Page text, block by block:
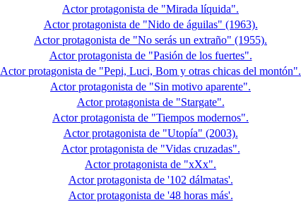
Actor protagonista de "Mirada líquida".
Actor protagonista de "Nido de águilas" (1963).
Actor protagonista de "No serás un extraño" (1955).
Actor protagonista de "Pasión de los fuertes".
Actor protagonista de "Pepi, Luci, Bom y otras chicas del montón".
Actor protagonista de "Sin motivo aparente".
Actor protagonista de "Stargate".
Actor protagonista de "Tiempos modernos".
Actor protagonista de "Utopía" (2003).
Actor protagonista de "Vidas cruzadas".
Actor protagonista de "xXx".
Actor protagonista de '102 dálmatas'.
Actor protagonista de '48 horas más'.